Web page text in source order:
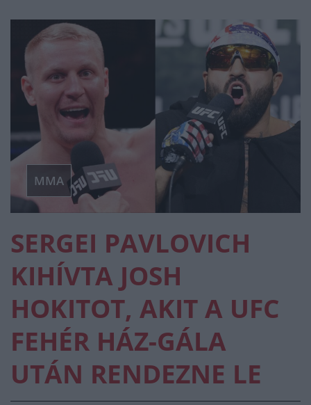
MMA
SERGEI PAVLOVICH
KIHÍVTA JOSH
HOKITOT, AKIT A UFC
FEHÉR HÁZ-GÁLA
UTÁN RENDEZNE LE